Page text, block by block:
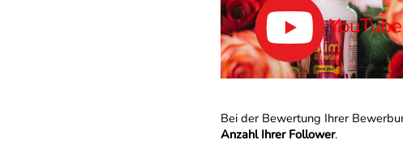
YouTube
Bei der Bewertung Ihrer
Anzahl Ihrer Follower.